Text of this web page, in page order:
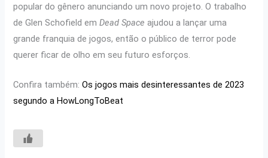
popular do gênero anunciando um novo projeto. O trabalho
de Glen Schofield emDead Space ajudou a lançar uma
grande franquia de jogos, então o público de terror pode
querer ficar de olho em seu futuro esforços.
Confira também:Os jogos mais desinteressantes de 2023
segundo a HowLongToBeat